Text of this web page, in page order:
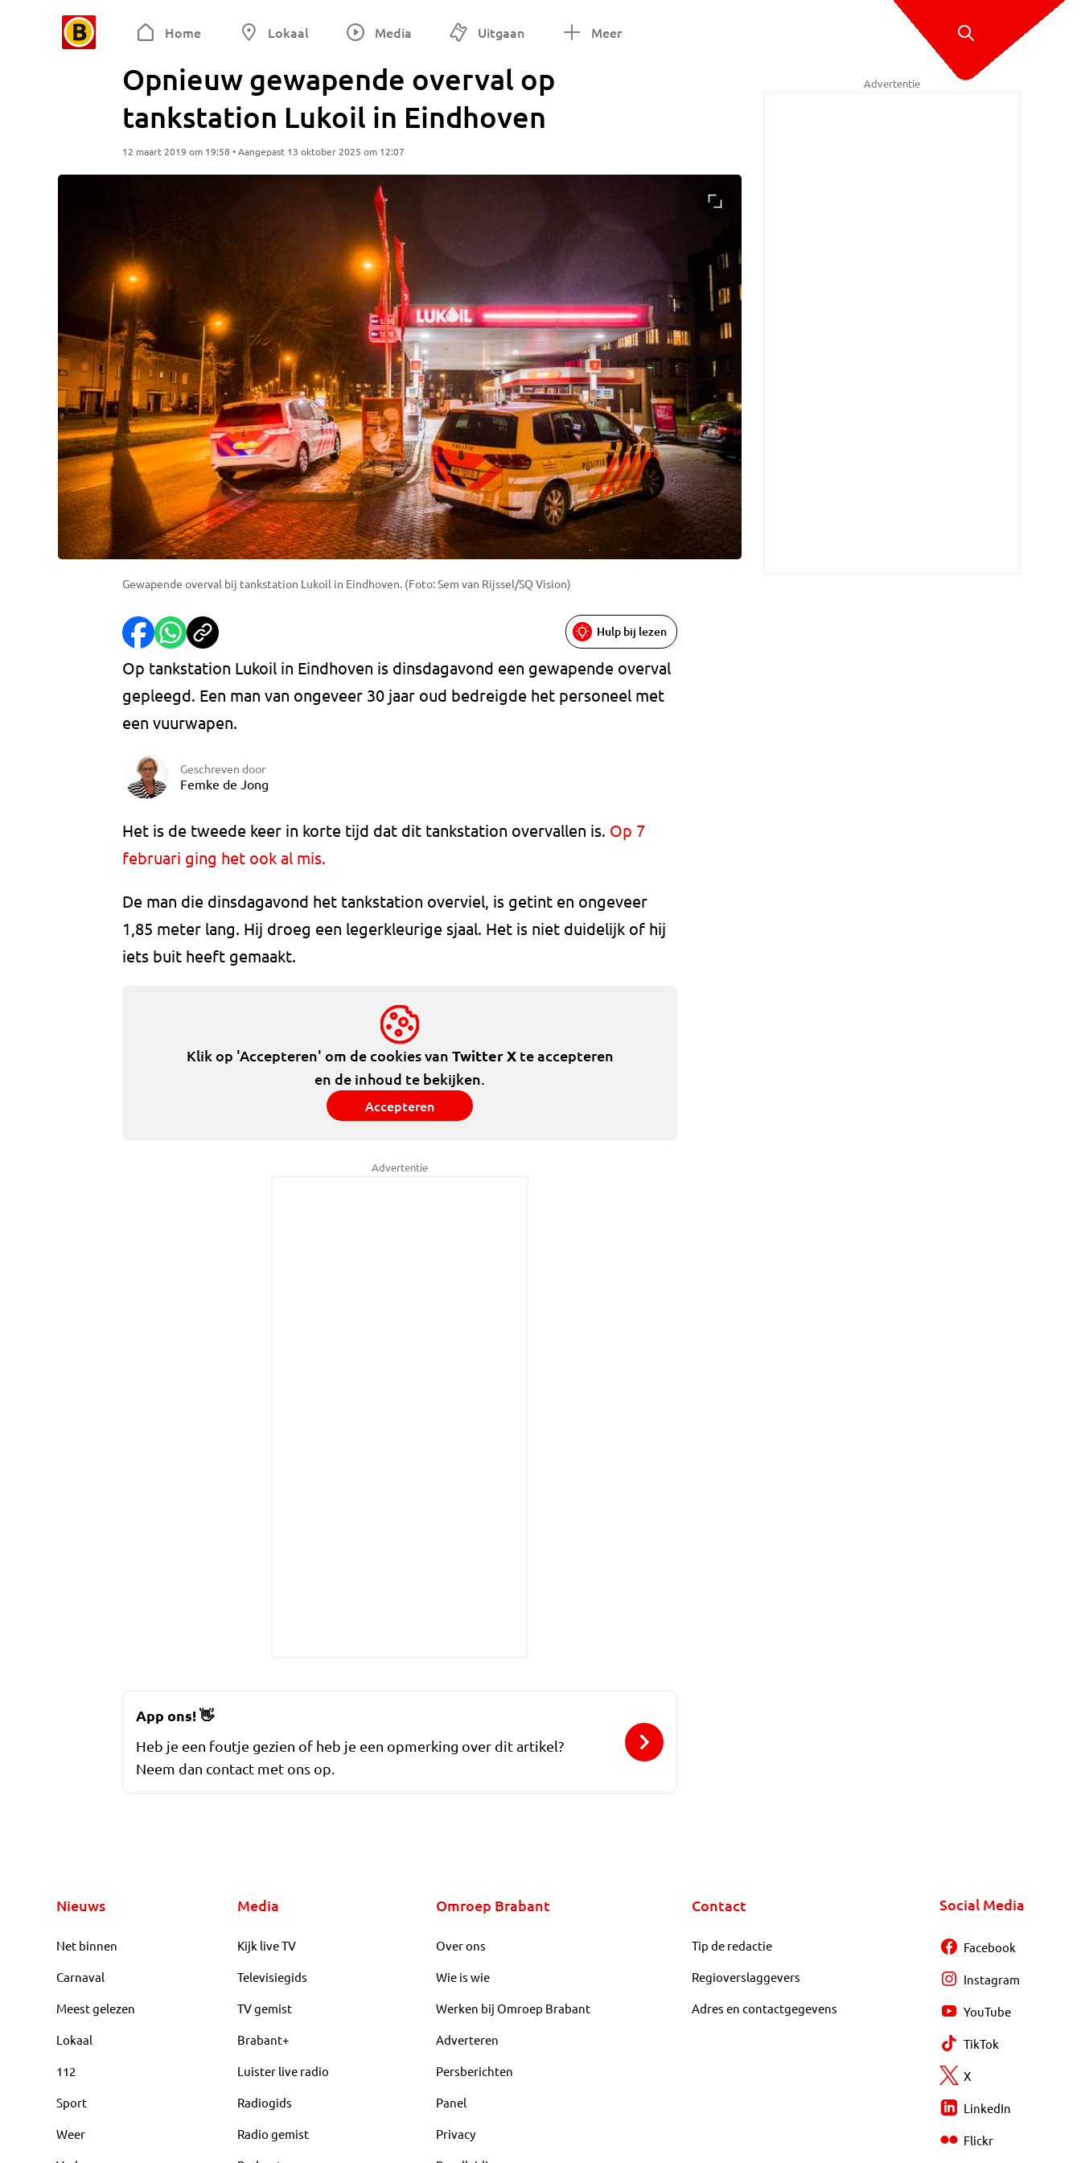
Home Lokaal Media Uitgaan Meer
Opnieuw gewapende overval op
tankstation Lukoil in Eindhoven
12 maart 2019 om 19:58 • Aangepast 13 oktober 2025 om 12:07
Gewapende overval bij tankstation Lukoil in Eindhoven. (Foto: Sem van Rijssel/SQ Vision)
Hulp bij lezen
Op tankstation Lukoil in Eindhoven is dinsdagavond een gewapende overval
gepleegd. Een man van ongeveer 30 jaar oud bedreigde het personeel met
een vuurwapen.
Geschreven door
Femke de Jong
Het is de tweede keer in korte tijd dat dit tankstation overvallen is. Op 7
februari ging het ook al mis.
De man die dinsdagavond het tankstation overviel, is getint en ongeveer
1,85 meter lang. Hij droeg een legerkleurige sjaal. Het is niet duidelijk of hij
iets buit heeft gemaakt.
Klik op 'Accepteren' om de cookies van Twitter Xte accepteren
en de inhoud te bekijken.
Accepteren
Advertentie
Advertentie
App ons!👋
Heb je een foutje gezien of heb je een opmerking over dit artikel?
Neem dan contact met ons op.
Nieuws
Net binnen
Carnaval
Meest gelezen
Lokaal
112
Sport
Weer
Media
Kijk live TV
Televisiegids
TV gemist
Brabant+
Luister live radio
Radiogids
Radio gemist
Omroep Brabant
Over ons
Wie is wie
Werken bij Omroep Brabant
Adverteren
Persberichten
Panel
Privacy
Contact
Tip de redactie
Regioverslaggevers
Adres en contactgegevens
Social Media
Facebook
Instagram
YouTube
TikTok
X
LinkedIn
Flickr